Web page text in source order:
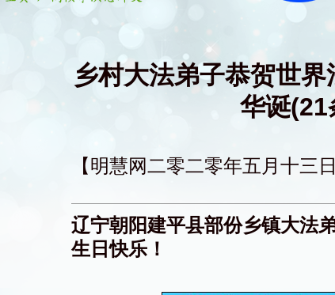
乡村大法弟子恭贺世
华诞(21
【明慧网二零二零年五月十三日
辽宁朝阳建平县部份乡镇大法
生日快乐！